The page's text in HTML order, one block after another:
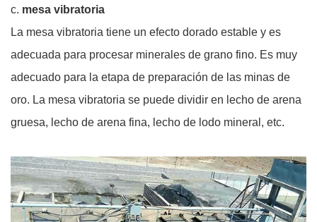
c. mesa vibratoria
La mesa vibratoria tiene un efecto dorado estable y es
adecuada para procesar minerales de grano fino. Es muy
adecuado para la etapa de preparación de las minas de
oro. La mesa vibratoria se puede dividir en lecho de arena
gruesa, lecho de arena fina, lecho de lodo mineral, etc.